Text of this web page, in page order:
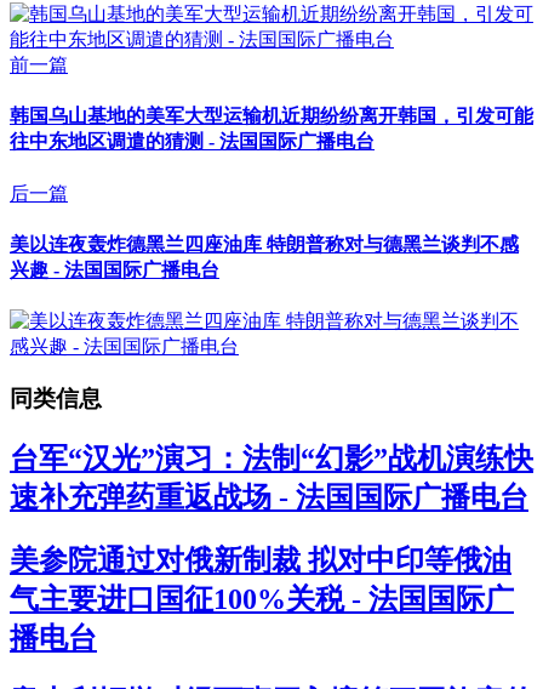
前一篇
韩国乌山基地的美军大型运输机近期纷纷离开韩国，引发可能
往中东地区调遣的猜测 - 法国国际广播电台
后一篇
美以连夜轰炸德黑兰四座油库 特朗普称对与德黑兰谈判不感
兴趣 - 法国国际广播电台
同类信息
台军“汉光”演习：法制“幻影”战机演练快
速补充弹药重返战场 - 法国国际广播电台
美参院通过对俄新制裁 拟对中印等俄油
气主要进口国征100%关税 - 法国国际广
播电台